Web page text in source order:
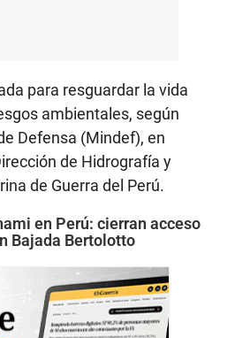
para resguardar la vida
ambientales, según
Defensa (Mindef), en
de Hidrografía y
de Guerra del Perú.
en Perú: cierran acceso
Bajada Bertolotto